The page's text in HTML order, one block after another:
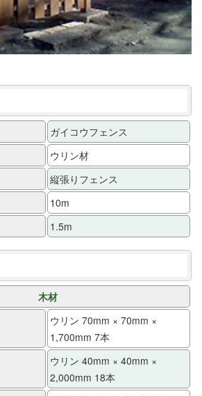
ガイコウフェンス
ウリン材
縦張りフェンス
10m
1.5m
木材
ウリン 70mm × 70mm ×
1,700mm 7本
ウリン 40mm × 40mm ×
2,000mm 18本